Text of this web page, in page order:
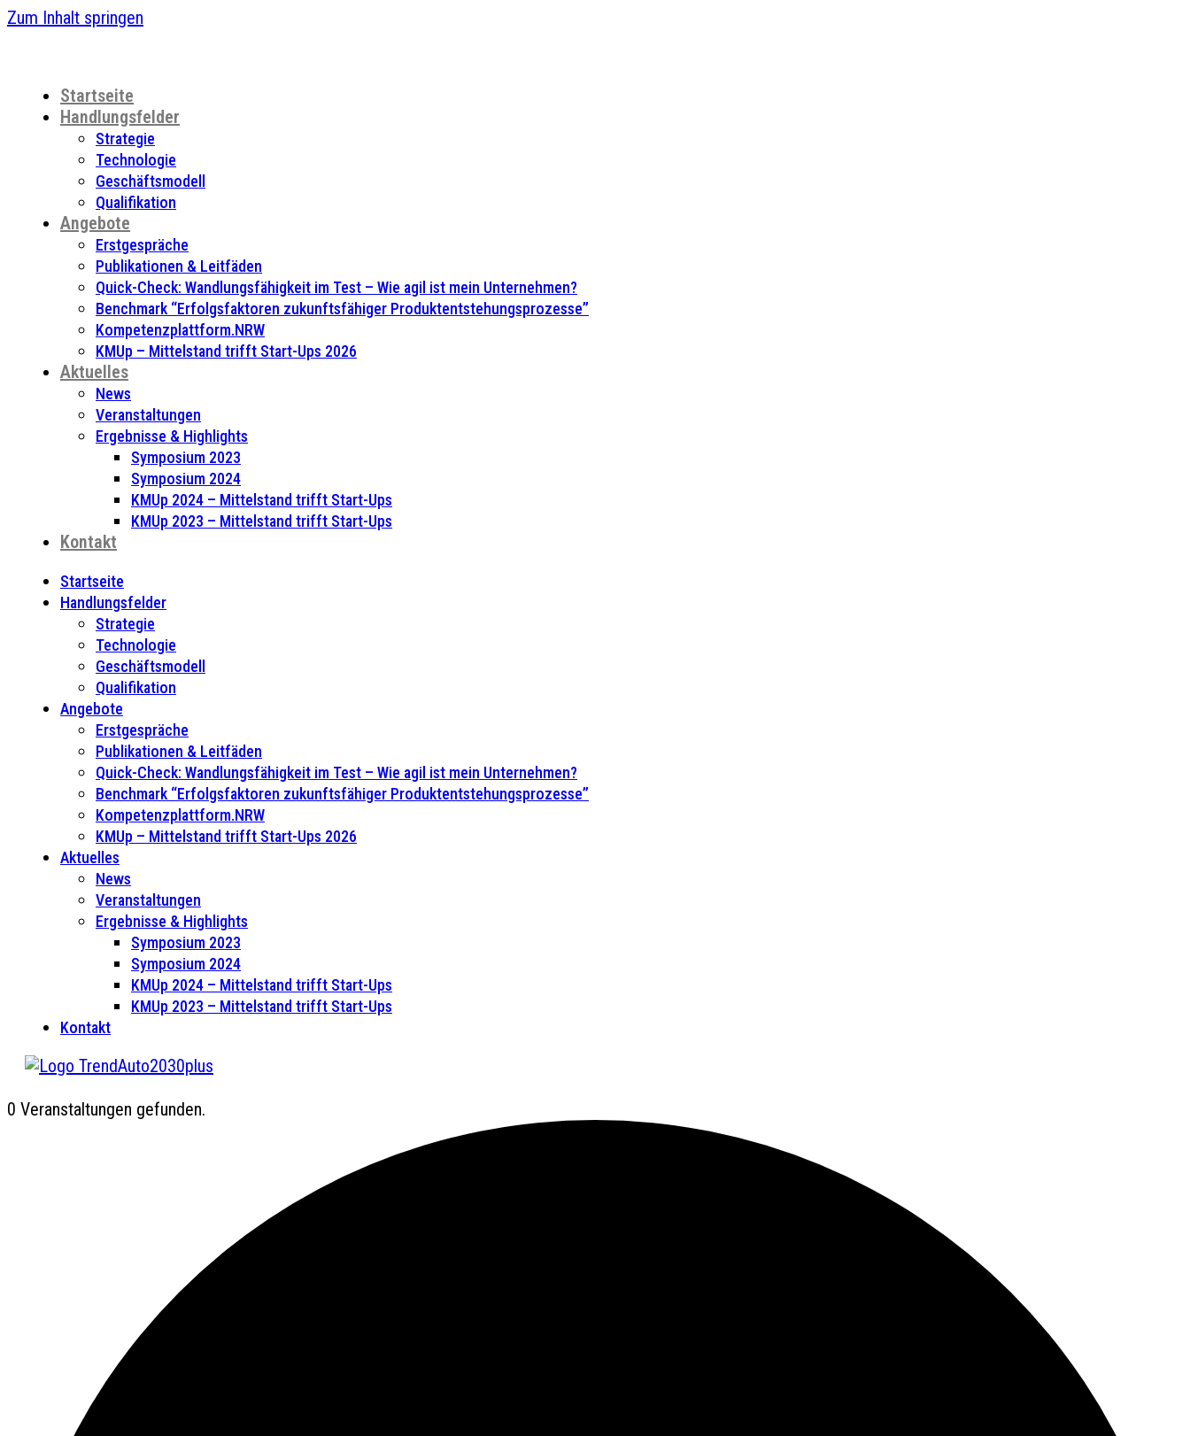
Zum Inhalt springen
Startseite
Handlungsfelder
Strategie
Technologie
Geschäftsmodell
Qualifikation
Angebote
Erstgespräche
Publikationen & Leitfäden
Quick-Check: Wandlungsfähigkeit im Test – Wie agil ist mein Unternehmen?
Benchmark “Erfolgsfaktoren zukunftsfähiger Produktentstehungsprozesse”
Kompetenzplattform.NRW
KMUp – Mittelstand trifft Start-Ups 2026
Aktuelles
News
Veranstaltungen
Ergebnisse & Highlights
Symposium 2023
Symposium 2024
KMUp 2024 – Mittelstand trifft Start-Ups
KMUp 2023 – Mittelstand trifft Start-Ups
Kontakt
Startseite
Handlungsfelder
Strategie
Technologie
Geschäftsmodell
Qualifikation
Angebote
Erstgespräche
Publikationen & Leitfäden
Quick-Check: Wandlungsfähigkeit im Test – Wie agil ist mein Unternehmen?
Benchmark “Erfolgsfaktoren zukunftsfähiger Produktentstehungsprozesse”
Kompetenzplattform.NRW
KMUp – Mittelstand trifft Start-Ups 2026
Aktuelles
News
Veranstaltungen
Ergebnisse & Highlights
Symposium 2023
Symposium 2024
KMUp 2024 – Mittelstand trifft Start-Ups
KMUp 2023 – Mittelstand trifft Start-Ups
Kontakt
0 Veranstaltungen gefunden.